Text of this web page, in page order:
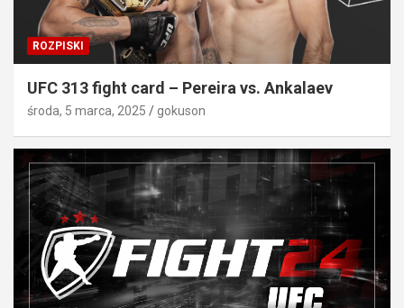
ROZPISKI
UFC 313 fight card – Pereira vs. Ankalaev
środa, 5 marca, 2025 gokuson